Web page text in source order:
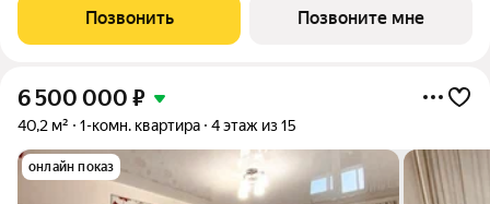
Дом сдан! Расположение ЖК Заельцовский NEW расположен в
тихом квартале на второй линии улицы Дуси
Позвонить Позвоните мне
6 500 000 ₽
40,2 м² 1-комн. квартира 4 этаж из 15
онлайн показ